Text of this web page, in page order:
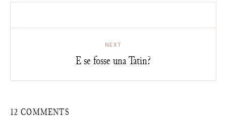
NEXT
E se fosse una Tatin?
12 COMMENTS